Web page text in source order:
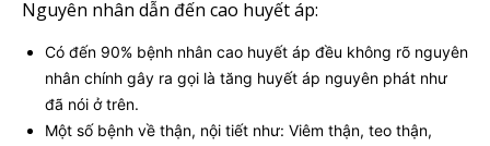
Nguyên nhân dẫn đến cao huyết áp:
Có đến 90% bệnh nhân cao huyết áp đều không rõ nguyên
nhân chính gây ra gọi là tăng huyết áp nguyên phát như
đã nói ở trên.
Một số bệnh về thận, nội tiết như: Viêm thận, teo thận,